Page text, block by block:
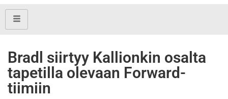
Bradl siirtyy Kallionkin osalta
tapetilla olevaan Forward-
tiimiin